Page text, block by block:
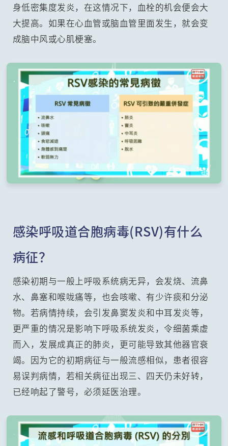
身低密集度发炎，在这情况下，血栓的机会便会大
大提高。如果在心血管或脑血管里面发生，就会变
成脑中风或心肌梗塞。
感染呼吸道合胞病毒(RSV)有什么
病征？
感染初期与一般上呼吸系统病无异，会发烧、流鼻
水、鼻塞和喉咙痛等，也会咳嗽、有少许痰和分泌
物。若病情持续，会引发鼻窦发炎和中耳发炎等，
更严重的情况是影响下呼吸系统发炎，令细菌乘虚
而入，发展成真正的肺炎，更可能导致其他器官衰
竭。因为它的初期病征与一般流感相似，患者很容
易误判病情，若相关病征出现三、四天仍未好转，
已经响起了警号，必须延医治理。